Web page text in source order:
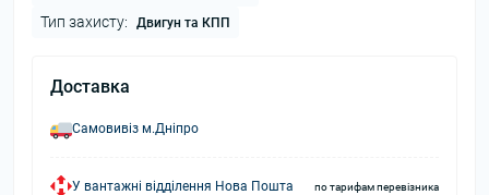
Тип захисту: Двигун та КПП
Доставка
Самовивіз м.Дніпро
У вантажні відділення Нова Пошта по тарифам перевізника